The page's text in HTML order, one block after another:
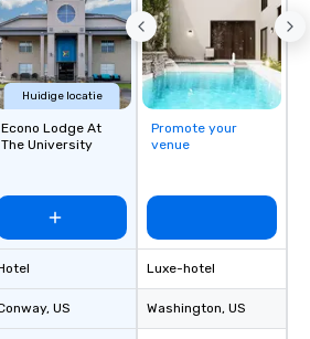
Huidige locatie
Econo Lodge At
The University
, US
Promote your
venue
Luxe-hotel
Washington, US